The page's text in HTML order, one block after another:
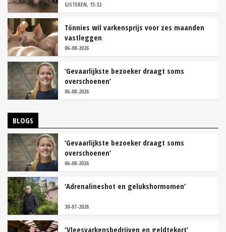
GISTEREN, 15:32
Tönnies wil varkensprijs voor zes maanden
vastleggen
06-08-2026
‘Gevaarlijkste bezoeker draagt soms
overschoenen’
06-08-2026
BLOGS
‘Gevaarlijkste bezoeker draagt soms
overschoenen’
06-08-2026
‘Adrenalineshot en gelukshormomen’
30-07-2026
‘Vleesvarkensbedrijven en geldtekort’